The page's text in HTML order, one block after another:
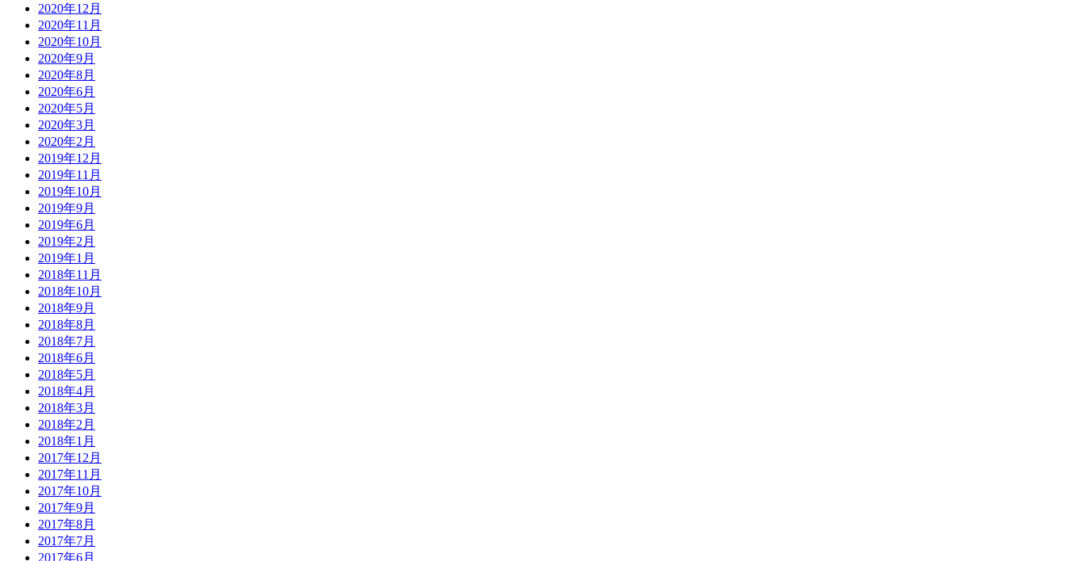
2020年12月
2020年11月
2020年10月
2020年9月
2020年8月
2020年6月
2020年5月
2020年3月
2020年2月
2019年12月
2019年11月
2019年10月
2019年9月
2019年6月
2019年2月
2019年1月
2018年11月
2018年10月
2018年9月
2018年8月
2018年7月
2018年6月
2018年5月
2018年4月
2018年3月
2018年2月
2018年1月
2017年12月
2017年11月
2017年10月
2017年9月
2017年8月
2017年7月
2017年6月